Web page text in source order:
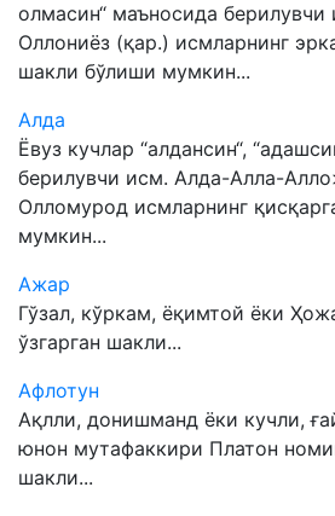
олмасин“ маъносида
Оллониёз (қар.) исмларнинг
шакли бўлиши мумкин...
Алда
Ёвуз кучлар “алдансин“,
берилувчи исм. Алда-Алла-
Олломурод исмларнинг
мумкин...
Ажар
Гўзал, кўркам, ёқимтой ёки
ўзгарган шакли...
Афлотун
Ақлли, донишманд ёки кучли,
юнон мутафаккири Платон
шакли...